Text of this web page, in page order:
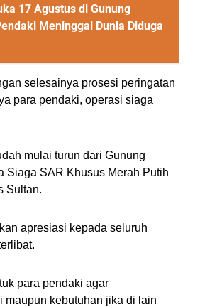
17 Agustus di Gunung
Meninggal Dunia Diduga
selesainya prosesi peringatan
para pendaki, operasi siaga
mulai turun dari Gunung
Siaga SAR Khusus Merah Putih
Sultan.
apresiasi kepada seluruh
para pendaki agar
maupun kebutuhan jika di lain